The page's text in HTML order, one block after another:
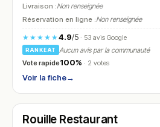
Livraison :Non renseignée
Réservation en ligne :Non renseignée
★★★★★4.9/5· 53 avis Google
RANKEAT
Aucun avis par la communauté
Vote rapide100% · 2 votes
Voir la fiche→
N° 9
Rouille Restaurant